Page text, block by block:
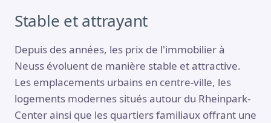
Stable et attrayant
Depuis des années, les prix de l'immobilier à
Neuss évoluent de manière stable et attractive.
Les emplacements urbains en centre-ville, les
logements modernes situés autour du Rheinpark-
Center ainsi que les quartiers familiaux offrant une